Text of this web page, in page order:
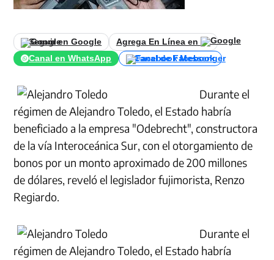
Seguir en Google
Agrega En Línea en
Canal en WhatsApp
Canal de Facebook
Durante el
régimen de Alejandro Toledo, el Estado habría
beneficiado a la empresa "Odebrecht", constructora
de la vía Interoceánica Sur, con el otorgamiento de
bonos por un monto aproximado de 200 millones
de dólares, reveló el legislador fujimorista, Renzo
Regiardo.
Durante el
régimen de Alejandro Toledo, el Estado habría